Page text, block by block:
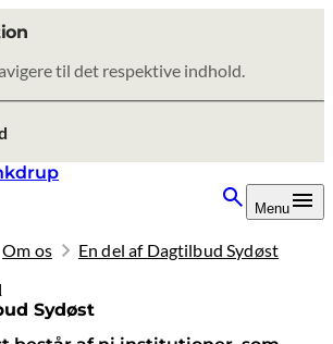
til det respektive indhold.
Menu
Om os En del af Dagtilbud Sydøst
Sydøst
2025